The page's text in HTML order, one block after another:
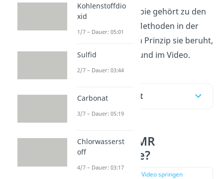
Die NMR Spektroskopie gehört zu den
spektroskopischen Methoden in der
Chemie. Auf welchem Prinzip sie beruht,
erklären wir dir hier und im Video.
Inhaltsübersicht
Was ist die NMR
Spektroskopie?
zur Stelle im Video springen
Kohlenstoffdio
xid
1/7 – Dauer: 05:01
Sulfid
2/7 – Dauer: 03:44
Carbonat
3/7 – Dauer: 05:19
Chlorwasserst
off
4/7 – Dauer: 03:17